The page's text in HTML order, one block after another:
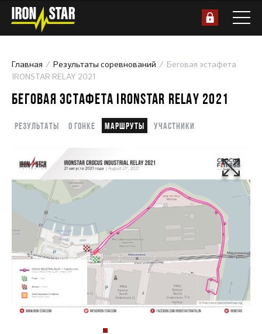
Главная Результаты соревнований
Беговая эстафета
IRONSTAR RELAY 2021
БЕГОВАЯ ЭСТАФЕТА IRONSTAR RELAY 2021
Результаты О гонке Маршруты Участники